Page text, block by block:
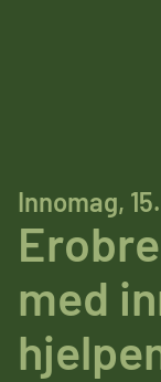
Innomag,
med